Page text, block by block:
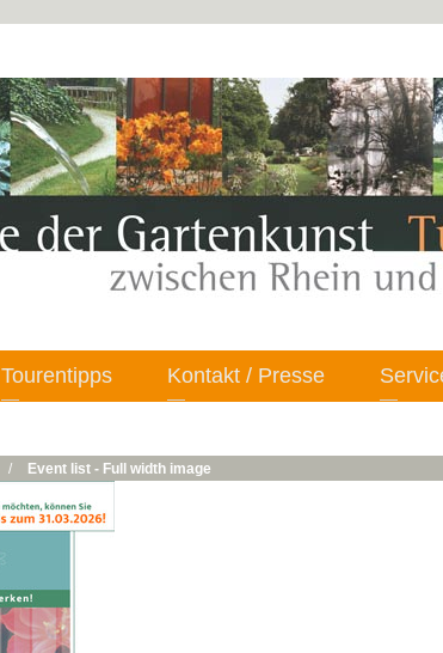
Tourentipps Kontakt / Presse
/ Event list - Full width image